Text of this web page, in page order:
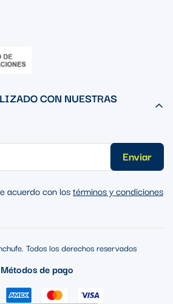
CON NUESTRAS
Enviar
acuerdo con lostérminos y condiciones
Todos los derechos reservados
Métodos de pago